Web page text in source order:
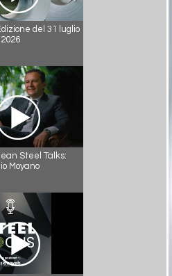
del 31 luglio
2026
Steel Talks:
Moyano